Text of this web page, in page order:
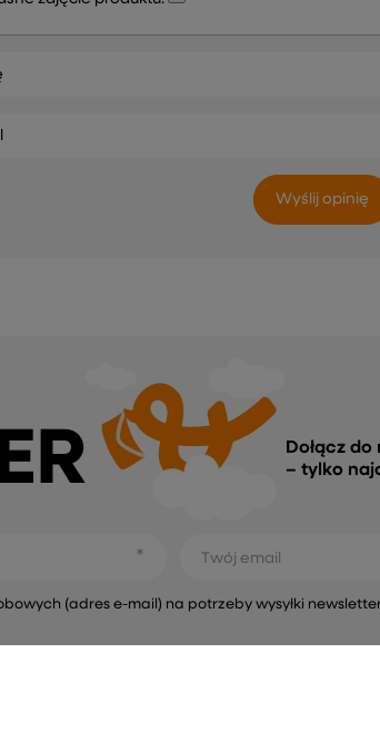
Wyślij opinię
Dołącz
– tylko
Twój email
(adres e-mail) na potrzeby wysyłki